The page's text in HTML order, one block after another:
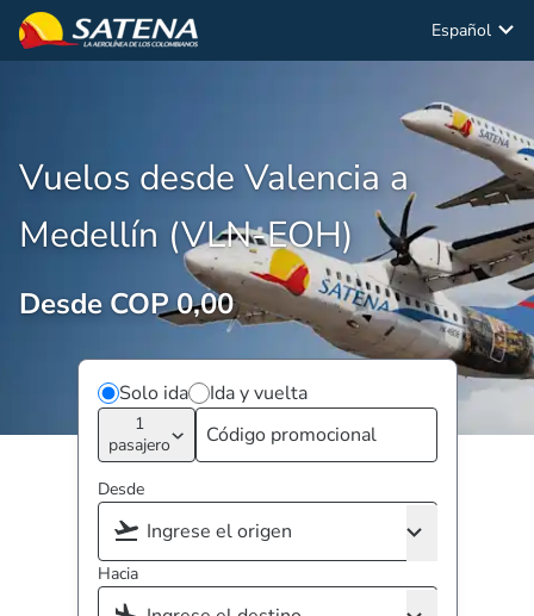
Español
Vuelos desde Valencia a
Medellín (VLN-EOH)
Desde COP 0,00
Solo ida Ida y vuelta
1
pasajero
Desde
Hacia